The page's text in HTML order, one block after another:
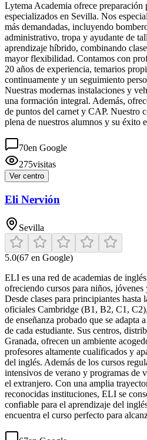
Lytema Academia ofrece preparación
especializados en Sevilla. Nos
más demandadas, incluyendo
administrativo, tropa y ayudante de
aprendizaje híbrido, combinando
mayor flexibilidad. Contamos con
20 años de experiencia, temarios
continuamente y un seguimiento
Nuestras modernas instalaciones y
una formación integral. Además,
de puntos del carnet y CAP. Nuestro
plena de nuestros alumnos y su éxito
70en Google
275visitas
Ver centro
Eli Nervión
Sevilla
5.0(67 en Google)
ELI es una red de academias de
ofreciendo cursos para niños,
Desde clases para principiantes hasta
oficiales Cambridge (B1, B2, C1,
de enseñanza probado que se adapta
de cada estudiante. Sus centros,
Granada, ofrecen un ambiente
profesores altamente cualificados y
del inglés. Además de los cursos
intensivos de verano y programas de
el extranjero. Con una amplia
reconocidas instituciones, ELI se
confiable para el aprendizaje del
encuentra el curso perfecto para